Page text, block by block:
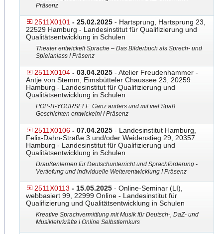
Präsenz
2511X0101 - 25.02.2025 - Hartsprung, Hartsprung 23,
22529 Hamburg - Landesinstitut für Qualifizierung und
Qualitätsentwicklung in Schulen
Theater entwickelt Sprache – Das Bilderbuch als Sprech- und
Spielanlass I Präsenz
2511X0104 - 03.04.2025 - Atelier Freudenhammer -
Antje von Stemm, Eimsbütteler Chaussee 23, 20259
Hamburg - Landesinstitut für Qualifizierung und
Qualitätsentwicklung in Schulen
POP-IT-YOURSELF: Ganz anders und mit viel Spaß
Geschichten entwickeln! I Präsenz
2511X0106 - 07.04.2025 - Landesinstitut Hamburg,
Felix-Dahn-Straße 3 und/oder Weidenstieg 29, 20357
Hamburg - Landesinstitut für Qualifizierung und
Qualitätsentwicklung in Schulen
Draußenlernen für Deutschunterricht und Sprachförderung -
Vertiefung und individuelle Weiterentwicklung I Präsenz
2511X0113 - 15.05.2025 - Online-Seminar (LI),
webbasiert 99, 22999 Online - Landesinstitut für
Qualifizierung und Qualitätsentwicklung in Schulen
Kreative Sprachvermittlung mit Musik für Deutsch-, DaZ- und
Musiklehrkräfte I Online Selbstlernkurs